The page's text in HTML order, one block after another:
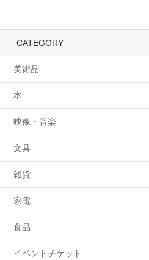
CATEGORY
美術品
本
映像・音楽
文具
雑貨
家電
食品
イベントチケット